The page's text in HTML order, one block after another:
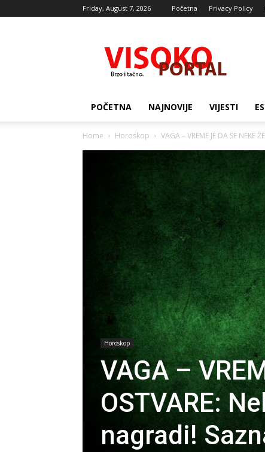
Friday, August 7, 2026 Početna Privacy Policy
portal
POČETNA NAJNOVIJE VIJESTI
Home Horoskop VAGA – VREME JE DA SE NEKE
Horoskop
VAGA –
OSTVARE:
nagradi!